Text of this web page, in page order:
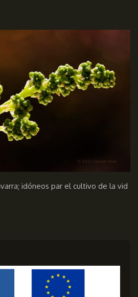
idóneos par el cultivo de la vid